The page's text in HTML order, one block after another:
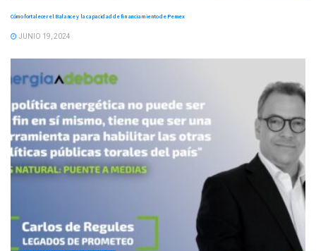
Cómo fortalecer el Balance y la capacidad de financiamiento de Pemex
JUNIO 19, 2024